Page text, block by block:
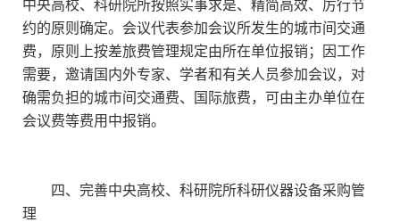
中央高校、科研院所按照实事求是、精简高效、厉行节
约的原则确定。会议代表参加会议所发生的城市间交通
费，原则上按差旅费管理规定由所在单位报销；因工作
需要，邀请国内外专家、学者和有关人员参加会议，对
确需负担的城市间交通费、国际旅费，可由主办单位在
会议费等费用中报销。
四、完善中央高校、科研院所科研仪器设备采购管
理